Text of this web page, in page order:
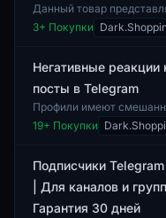
Данный товар
собой услугу по
предоставлению
Услуга включает в себ...
3+ Покупки
Негативные реакции
посты в Telegram
Профили имеют
пол, что способствует
разнообразию аудитории.
варьируется, что может
19+ Покупки
Подписчики
| Для каналов и групп
Гарантия 30 дней